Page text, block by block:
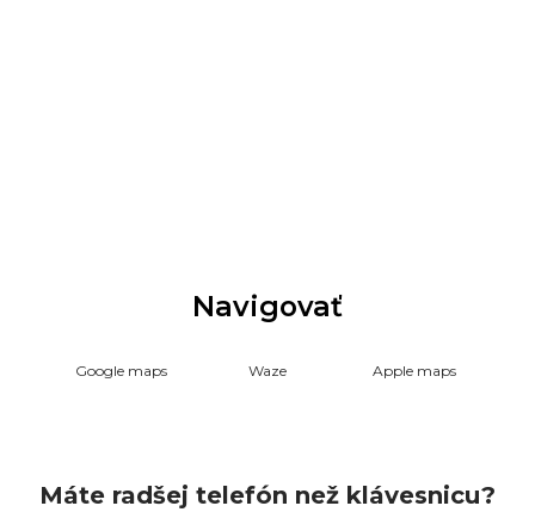
Navigovať
Google maps Waze Apple maps
Máte radšej telefón než klávesnicu?